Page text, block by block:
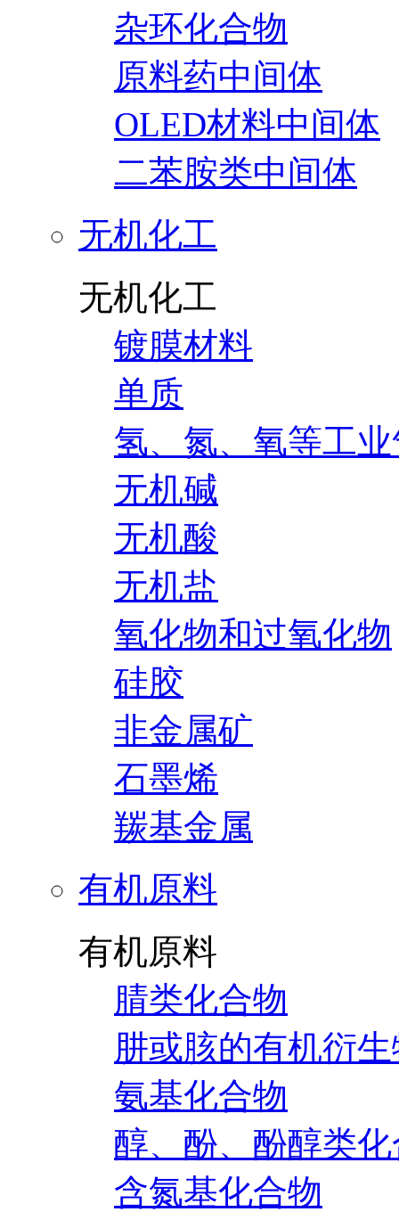
杂环化合物
原料药中间体
OLED材料中间体
二苯胺类中间体
无机化工
无机化工
镀膜材料
单质
氢、氮、氧等工
无机碱
无机酸
无机盐
氧化物和过氧化物
硅胶
非金属矿
石墨烯
羰基金属
有机原料
有机原料
腈类化合物
肼或胲的有机衍
氨基化合物
醇、酚、酚醇类
含氮基化合物